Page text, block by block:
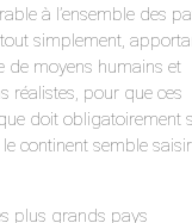
à l’ensemble des
simplement,
de moyens humains et
réalistes, pour que ces
doit obligatoirement
continent semble saisir
plus grands pays